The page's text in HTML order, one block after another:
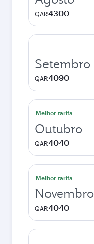
QAR4300
Setembro
QAR4090
Melhor tarifa
Outubro
QAR4040
Melhor tarifa
Novembro
QAR4040